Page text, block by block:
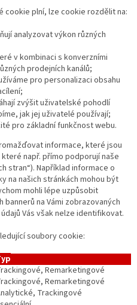
cookie plní, lze cookie rozdělit na:
analyzovat výkon různých
v kombinaci s konverzními
prodejních kanálů;
pro personalizaci obsahu
zvýšit uživatelské pohodlí
jak jej uživatelé používají;
pro základní funkčnost webu.
informace, které jsou
např. přímo podporují naše
stran“). Například informace o
na našich stránkách mohou být
mohli lépe uzpůsobit
na Vámi zobrazovaných
Vás však nelze identifikovat.
soubory cookie:
Remarketingové
Remarketingové
Trackingové